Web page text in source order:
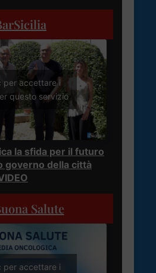
per accettare i
questo servizio
la sfida per il futuro
governo della città
Salute
per accettare i